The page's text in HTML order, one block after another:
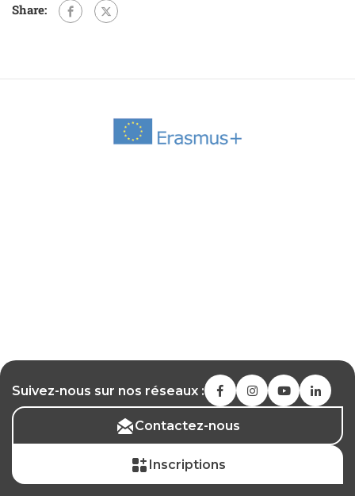
Share:
Suivez-nous sur nos réseaux :
Contactez-nous
Inscriptions